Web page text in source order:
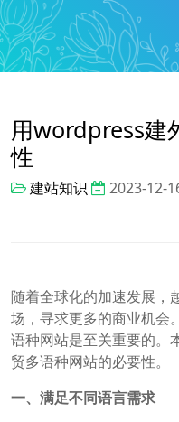
用wordpress建
性
建站知识 2023-12-
随着全球化的加速发展，
场，寻求更多的商业机会
语种网站是至关重要的。
贸多语种网站的必要性。
一、满足不同语言需求